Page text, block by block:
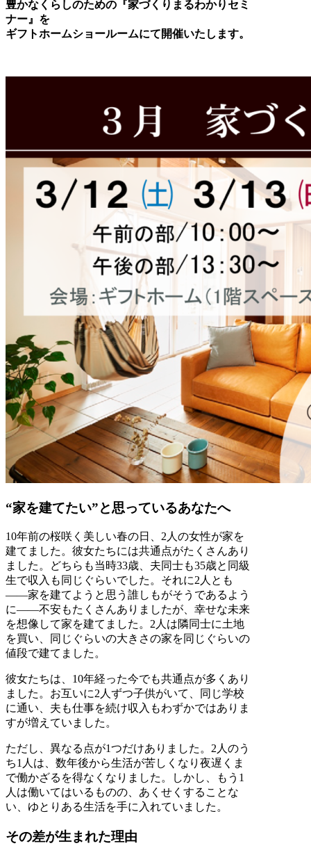
豊かなくらしのための『家づくりまるわかりセミ
ナー』を
ギフトホームショールームにて開催いたします。
“家を建てたい”と思っているあなたへ
10年前の桜咲く美しい春の日、2人の女性が家を
建てました。彼女たちには共通点がたくさんあり
ました。どちらも当時33歳、夫同士も35歳と同級
生で収入も同じぐらいでした。それに2人とも
――家を建てようと思う誰しもがそうであるよう
に――不安もたくさんありましたが、幸せな未来
を想像して家を建てました。2人は隣同士に土地
を買い、同じぐらいの大きさの家を同じぐらいの
値段で建てました。
彼女たちは、10年経った今でも共通点が多くあり
ました。お互いに2人ずつ子供がいて、同じ学校
に通い、夫も仕事を続け収入もわずかではありま
すが増えていました。
ただし、異なる点が1つだけありました。2人のう
ち1人は、数年後から生活が苦しくなり夜遅くま
で働かざるを得なくなりました。しかし、もう1
人は働いてはいるものの、あくせくすることな
い、ゆとりある生活を手に入れていました。
その差が生まれた理由